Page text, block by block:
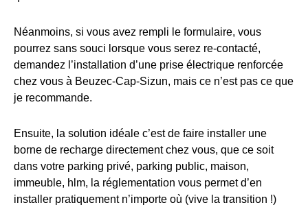
Néanmoins, si vous avez rempli le formulaire, vous
pourrez sans souci lorsque vous serez re-contacté,
demandez l’installation d’une prise électrique renforcée
chez vous à Beuzec-Cap-Sizun, mais ce n’est pas ce que
je recommande.
Ensuite, la solution idéale c’est de faire installer une
borne de recharge directement chez vous, que ce soit
dans votre parking privé, parking public, maison,
immeuble, hlm, la réglementation vous permet d’en
installer pratiquement n’importe où (vive la transition !)